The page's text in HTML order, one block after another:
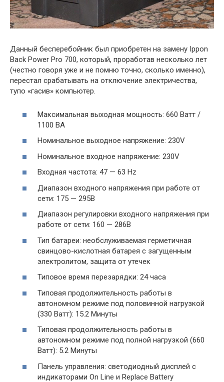
Данный бесперебойник был приобретен на замену Ippon
Back Power Pro 700, который, проработав несколько лет
(честно говоря уже и не помню точно, сколько именно),
перестал срабатывать на отключение электричества,
тупо «гасив» компьютер.
Максимальная выходная мощность: 660 Ватт /
1100 ВА
Номинальное выходное напряжение: 230V
Номинальное входное напряжение: 230V
Входная частота: 47 — 63 Hz
Диапазон входного напряжения при работе от
сети: 175 — 295В
Диапазон регулировки входного напряжения при
работе от сети: 160 — 286В
Тип батареи: необслуживаемая герметичная
свинцово-кислотная батарея с загущенным
электролитом, защита от утечек
Типовое время перезарядки: 24 часа
Типовая продолжительность работы в
автономном режиме под половинной нагрузкой
(330 Ватт): 15.2 Минуты
Типовая продолжительность работы в
автономном режиме под полной нагрузкой (660
Ватт): 5.2 Минуты
Панель управления: светодиодный дисплей с
индикаторами On Line и Replace Battery